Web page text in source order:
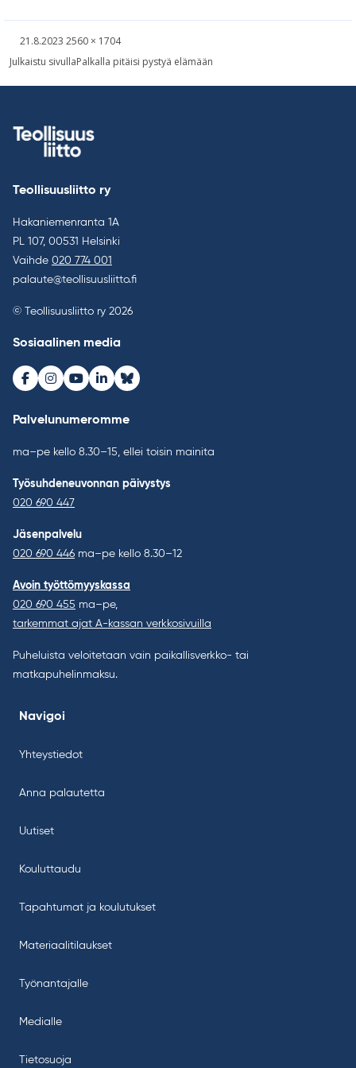
Kirjoitettu
21.8.2023 Täysikokoinen
2560 × 1704
Artikkelien
Julkaistu sivullaPalkalla pitäisi pystyä elämään
Teollisuusliitto ry
Hakaniemenranta 1A
PL 107, 00531 Helsinki
Vaihde 020 774 001
palaute@teollisuusliitto.fi
© Teollisuusliitto ry 2026
Sosiaalinen media
Facebook
Instagram
Youtube
LinkedInBluesky
Palvelunumeromme
ma–pe kello 8.30–15, ellei toisin mainita
Työsuhdeneuvonnan päivystys
020 690 447
Jäsenpalvelu
020 690 446 ma–pe kello 8.30–12
Avoin työttömyyskassa
020 690 455 ma–pe,
tarkemmat ajat A-kassan verkkosivuilla
Puheluista veloitetaan vain paikallisverkko- tai
matkapuhelinmaksu.
Navigoi
Yhteystiedot
Anna palautetta
Uutiset
Kouluttaudu
Tapahtumat ja koulutukset
Materiaalitilaukset
Työnantajalle
Medialle
Tietosuoja